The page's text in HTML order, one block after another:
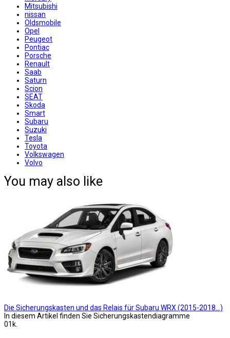
Mitsubishi
nissan
Oldsmobile
Opel
Peugeot
Pontiac
Porsche
Renault
Saab
Saturn
Scion
SEAT
Skoda
Smart
Subaru
Suzuki
Tesla
Toyota
Volkswagen
Volvo
You may also like
Die Sicherungskasten und das Relais für Subaru WRX (2015-2018…)
In diesem Artikel finden Sie Sicherungskastendiagramme
01k.